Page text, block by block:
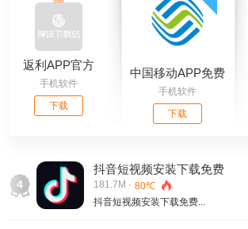
返利APP官方
手机软件
下载
中国移动APP免费
下载安装苹果
手机软件
下载
4
抖音短视频安装下载免费
181.7M · 80℃
抖音短视频安装下载免费...